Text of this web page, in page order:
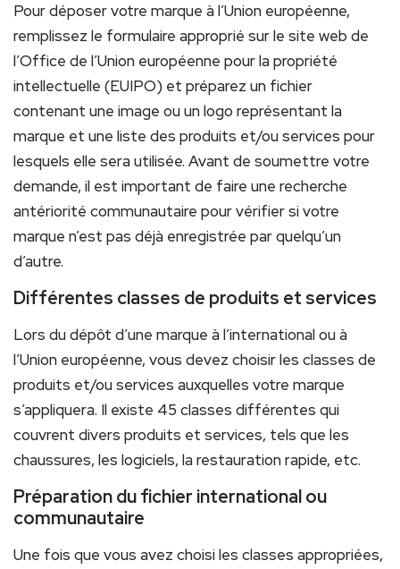
Pour déposer votre marque à l’Union européenne,
remplissez le formulaire approprié sur le site web de
l’Office de l’Union européenne pour la propriété
intellectuelle (EUIPO) et préparez un fichier
contenant une image ou un logo représentant la
marque et une liste des produits et/ou services pour
lesquels elle sera utilisée. Avant de soumettre votre
demande, il est important de faire une recherche
antériorité communautaire pour vérifier si votre
marque n’est pas déjà enregistrée par quelqu’un
d’autre.
Différentes classes de produits et services
Lors du dépôt d’une marque à l’international ou à
l’Union européenne, vous devez choisir les classes de
produits et/ou services auxquelles votre marque
s’appliquera. Il existe 45 classes différentes qui
couvrent divers produits et services, tels que les
chaussures, les logiciels, la restauration rapide, etc.
Préparation du fichier international ou
communautaire
Une fois que vous avez choisi les classes appropriées,